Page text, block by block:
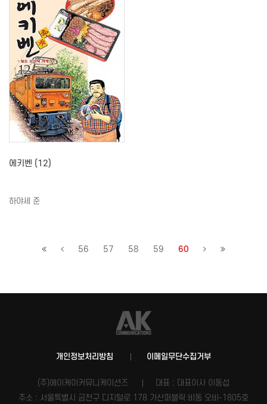
에키벤 (12)
하야세 준
56 57 58 59 60
개인정보처리방침 이메일무단수집거부
(주)에이케이커뮤니케이션즈
대표 : 대표이사 이동섭
주소 : 서울특별시 금천구 디지털로 178 가산퍼블릭 비동 오비-1805호